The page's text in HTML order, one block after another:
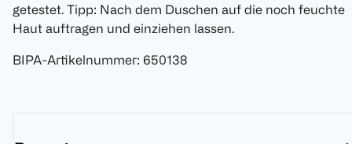
getestet. Tipp: Nach dem Duschen auf die noch feuchte
Haut auftragen und einziehen lassen.
BIPA-Artikelnummer: 650138